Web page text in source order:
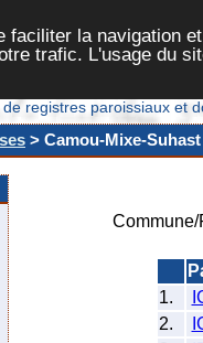
faciliter la navigation
trafic. L'usage du
registres paroissiaux et
> Camou-Mixe-
1.
2.